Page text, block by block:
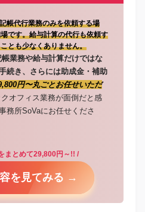
帳代行業務のみを依頼する場
です。給与計算の代行も依頼す
とも少なくありません。
帳業務や給与計算だけではな
続き、さらには助成金・補助
円〜丸ごとお任せいただ
オフィス業務が面倒だと感
務所SoVaにお任せくださ
まとめて29,800円～!! /
を見てみる →